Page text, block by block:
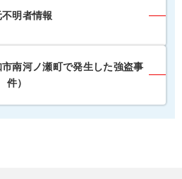
明者情報
南河ノ瀬町で発生した強盗事
件）